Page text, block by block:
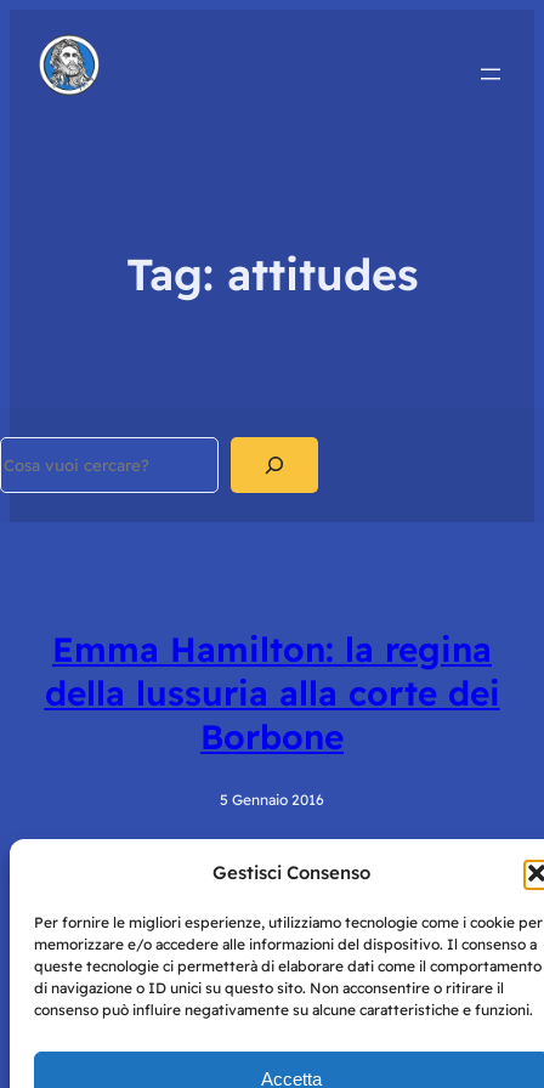
Gestisci Consenso
Per fornire le migliori esperienze, utilizziamo tecnologie come i cookie per
memorizzare e/o accedere alle informazioni del dispositivo. Il consenso a
queste tecnologie ci permetterà di elaborare dati come il comportamento
di navigazione o ID unici su questo sito. Non acconsentire o ritirare il
consenso può influire negativamente su alcune caratteristiche e funzioni.
Accetta
Tag: attitudes
Emma Hamilton: la regina
della lussuria alla corte dei
Borbone
5 Gennaio 2016
Napoli con autorizzazione numero 38 del 25/9/2019.
Tutte le immagini e i contenuti su questo sito sono forniti